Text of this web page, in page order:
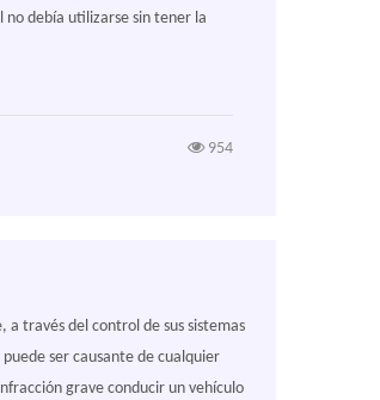
debía utilizarse sin tener la
954
través del control de sus sistemas
ser causante de cualquier
grave conducir un vehículo